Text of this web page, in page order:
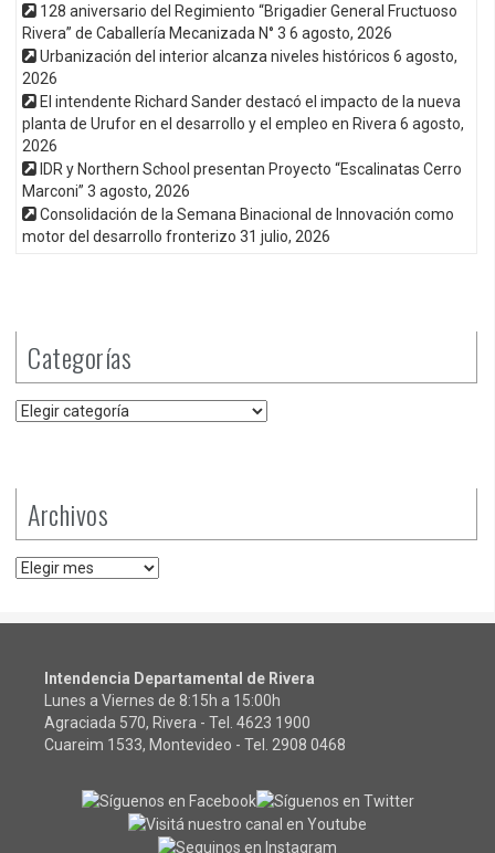
128 aniversario del Regimiento “Brigadier General Fructuoso
Rivera” de Caballería Mecanizada N° 3 6 agosto, 2026
Urbanización del interior alcanza niveles históricos 6 agosto,
2026
El intendente Richard Sander destacó el impacto de la nueva
planta de Urufor en el desarrollo y el empleo en Rivera 6 agosto,
2026
IDR y Northern School presentan Proyecto “Escalinatas Cerro
Marconi” 3 agosto, 2026
Consolidación de la Semana Binacional de Innovación como
motor del desarrollo fronterizo 31 julio, 2026
Categorías
Categorías
Archivos
Archivos
Intendencia Departamental de Rivera
Lunes a Viernes de 8:15h a 15:00h
Agraciada 570, Rivera - Tel. 4623 1900
Cuareim 1533, Montevideo - Tel. 2908 0468